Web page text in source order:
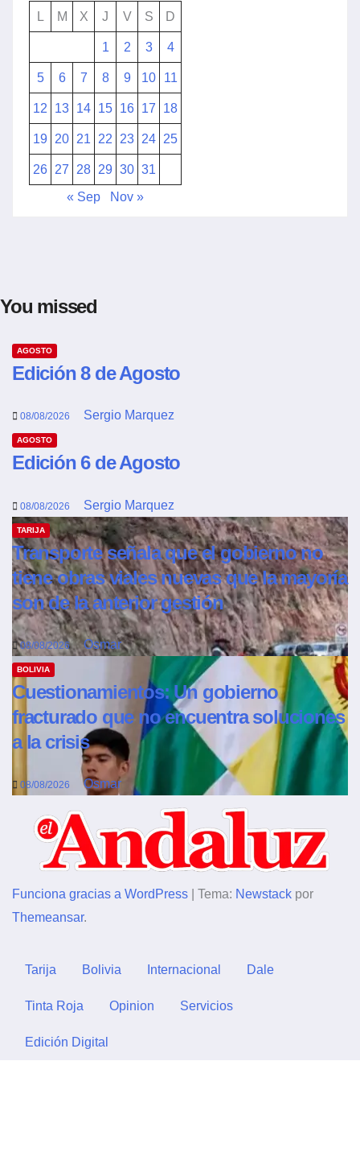
L
M X J V S D
1 2 3 4
5 6 7 8 9 10 11
12 13 14 15 16 17 18
19 20 21 22 23 24 25
26 27 28 29 30 31
« Sep
Nov »
You missed
AGOSTO
Edición 8 de Agosto
08/08/2026 Sergio Marquez
AGOSTO
Edición 6 de Agosto
08/08/2026 Sergio Marquez
TARIJA
Transporte señala que el gobierno no
tiene obras viales nuevas que la mayoría
son de la anterior gestión
08/08/2026 Osmar
BOLIVIA
Cuestionamientos: Un gobierno
fracturado que no encuentra soluciones
a la crisis
08/08/2026 Osmar
Funciona gracias a WordPress Tema: Newstack por
Themeansar.
Tarija Bolivia Internacional Dale
Tinta Roja Opinion Servicios
Edición Digital